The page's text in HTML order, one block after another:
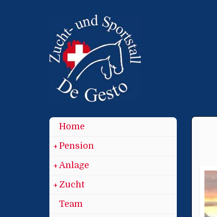
Home
+
+ Pension
+
+ Anlage
+
+ Zucht
Team